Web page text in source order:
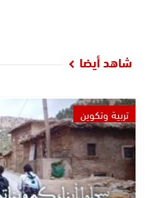
شاهد أيضا
تربية وتكوين